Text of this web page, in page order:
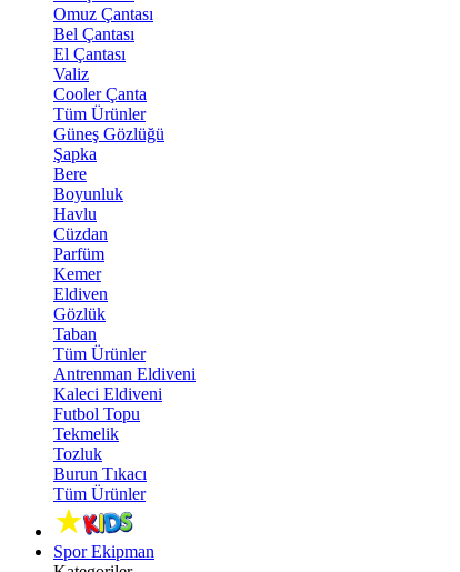
Omuz Çantası
Bel Çantası
El Çantası
Valiz
Cooler Çanta
Tüm Ürünler
Güneş Gözlüğü
Şapka
Bere
Boyunluk
Havlu
Cüzdan
Parfüm
Kemer
Eldiven
Gözlük
Taban
Tüm Ürünler
Antrenman Eldiveni
Kaleci Eldiveni
Futbol Topu
Tekmelik
Tozluk
Burun Tıkacı
Tüm Ürünler
Spor Ekipman